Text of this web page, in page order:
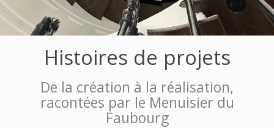
Histoires de projets
De la création à la réalisation,
racontées par le Menuisier du
Faubourg